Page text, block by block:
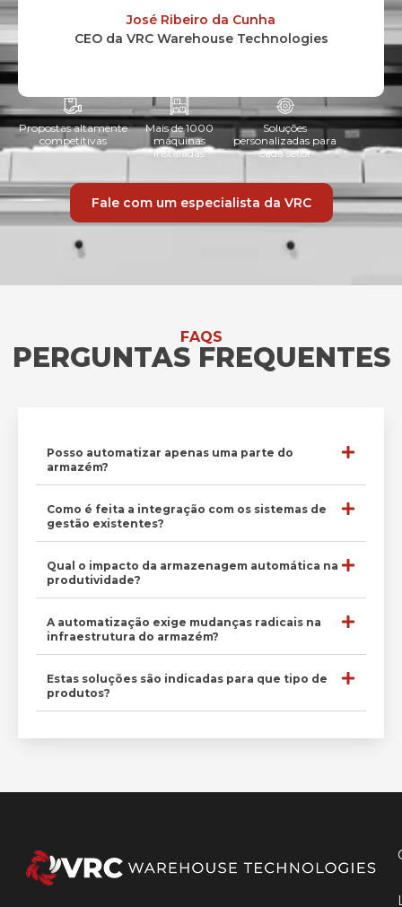
José Ribeiro da Cunha
CEO da VRC Warehouse Technologies
Propostas altamente
competitivas
Mais de 1000
máquinas
instaladas
Soluções
personalizadas para
cada setor
Fale com um especialista da VRC
FAQS
PERGUNTAS FREQUENTES
Posso automatizar apenas uma parte do
armazém?
Como é feita a integração com os sistemas de
gestão existentes?
Qual o impacto da armazenagem automática na
produtividade?
A automatização exige mudanças radicais na
infraestrutura do armazém?
Estas soluções são indicadas para que tipo de
produtos?